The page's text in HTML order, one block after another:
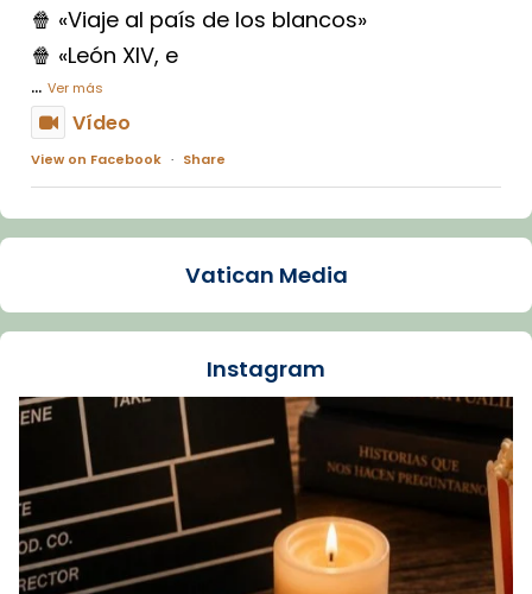
🍿 «Viaje al país de los blancos»
🍿 «León XIV, e
... Ver más
Vídeo
View on Facebook · Share
Arquebisbat de Barcelona
La Carmina va patir depressió. Fa gairebé
dos mesos, a l'Estadi Lluís Companys, la
Recupera l'entrevista comp
Vatican
tican News 👇
www.vaticannews.va/es/iglesia/news/2026-
07/carmina-historia-depresion-papa-viaje-
espana-testimoni...
Vatican Media
Instagram